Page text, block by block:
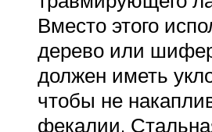
Вместо этого
дерево или
должен иметь
чтобы не
фекалии.